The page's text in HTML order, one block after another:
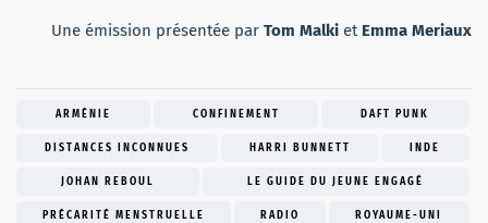
Une émission présentée par Tom Malki et Emma Meriaux
ARMÉNIE CONFINEMENT DAFT PUNK
DISTANCES INCONNUES HARRI BUNNETT INDE
JOHAN REBOUL LE GUIDE DU JEUNE ENGAGÉ
PRÉCARITÉ MENSTRUELLE RADIO ROYAUME-UNI